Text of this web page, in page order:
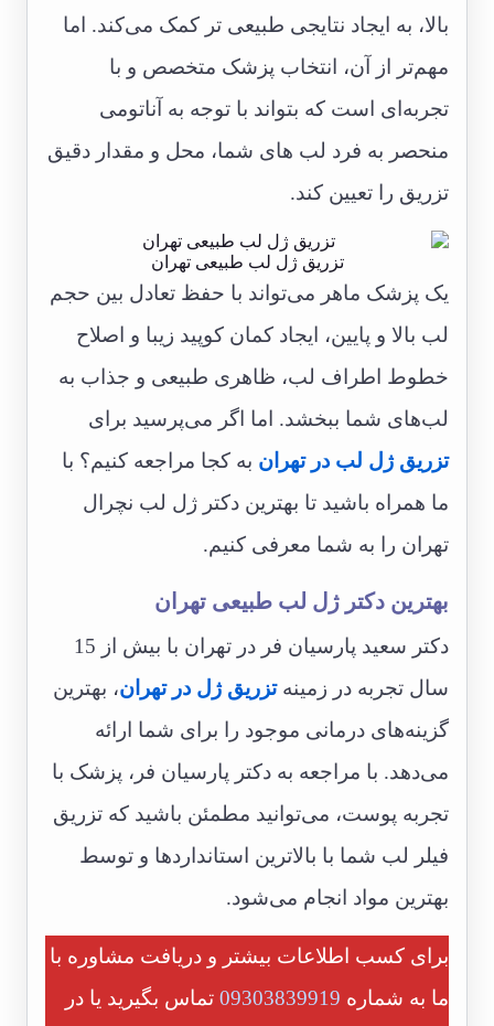
بالا، به ایجاد نتایجی طبیعی تر کمک می‌کند. اما
مهم‌تر از آن، انتخاب پزشک متخصص و با
تجربه‌ای است که بتواند با توجه به آناتومی
منحصر به فرد لب های شما، محل و مقدار دقیق
تزریق را تعیین کند.
تزریق ژل لب طبیعی تهران
یک پزشک ماهر می‌تواند با حفظ تعادل بین حجم
لب بالا و پایین، ایجاد کمان کوپید زیبا و اصلاح
خطوط اطراف لب، ظاهری طبیعی و جذاب به
لب‌های شما ببخشد. اما اگر می‌پرسید برای
تزریق ژل لب در تهران به کجا مراجعه کنیم؟ با
ما همراه باشید تا بهترین دکتر ژل لب نچرال
تهران را به شما معرفی کنیم.
بهترین دکتر ژل لب طبیعی تهران
دکتر سعید پارسیان فر در تهران با بیش از 15
سال تجربه در زمینهتزریق ژل در تهران، بهترین
گزینه‌های درمانی موجود را برای شما ارائه
می‌دهد. با مراجعه به دکتر پارسیان فر، پزشک با
تجربه پوست، می‌توانید مطمئن باشید که تزریق
فیلر لب شما با بالاترین استانداردها و توسط
بهترین مواد انجام می‌شود.
برای کسب اطلاعات بیشتر و دریافت مشاوره با
ما به شماره 09303839919 تماس بگیرید یا در